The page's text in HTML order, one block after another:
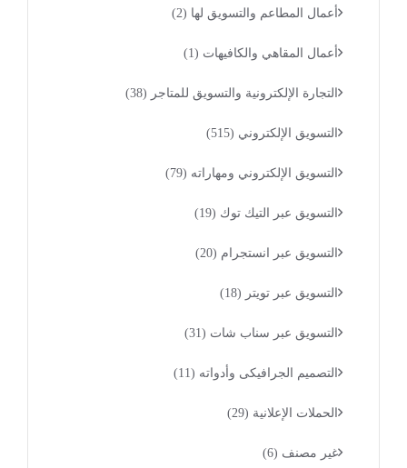
أعمال المطاعم والتسويق لها (2)
أعمال المقاهي والكافيهات (1)
التجارة الإلكترونية والتسويق للمتاجر (38)
التسويق الإلكتروني (515)
التسويق الإلكتروني ومهاراته (79)
التسويق عبر التيك توك (19)
التسويق عبر انستجرام (20)
التسويق عبر تويتر (18)
التسويق عبر سناب شات (31)
التصميم الجرافيكى وأدواته (11)
الحملات الإعلانية (29)
غير مصنف (6)